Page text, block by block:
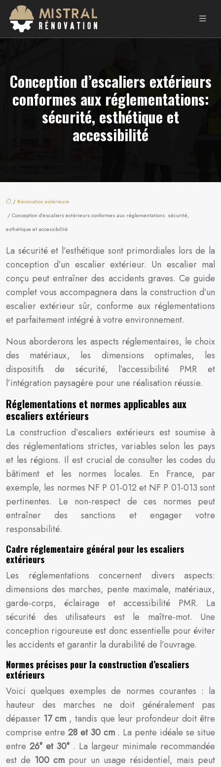
Conception d’escaliers extérieurs
conformes aux réglementations:
sécurité, esthétique et
accessibilité
/ Rénovation extérieure
/ Conception d’escaliers extérieurs conformes aux réglementations: sécurité,
esthétique et accessibilité
La sécurité et l’esthétique sont primordiales lors de la
conception d’un escalier extérieur. Un escalier mal
conçu peut entraîner des accidents graves. Ce guide
complet vous accompagnera dans la construction d’un
escalier extérieur sûr, conforme aux réglementations
et parfaitement intégré à votre environnement.
Nous aborderons les aspects réglementaires, le choix
des matériaux, les dimensions optimales, les
dispositifs de sécurité, l’accessibilité PMR et
l’intégration paysagère pour une réalisation réussie.
Réglementations et normes applicables aux
escaliers extérieurs
La construction d’escaliers extérieurs est soumise à
des réglementations strictes, variables selon les pays
et les régions. Il est crucial de consulter les codes du
bâtiment et les normes locales. En France, par
exemple, les normes NF P 01-012 et NF P 01-013 sont
pertinentes. Le non-respect de ces normes peut
entraîner des sanctions et engager votre
responsabilité.
Cadre réglementaire général pour les escaliers
extérieurs
Les réglementations concernent divers aspects:
dimensions des marches, pente maximale, matériaux,
garde-corps, éclairage et accessibilité PMR. La
sécurité des utilisateurs est le maître-mot. Une
conception rigoureuse est donc essentielle pour éviter
les accidents et garantir la durabilité de l’ouvrage.
Normes précises pour la construction d’escaliers
extérieurs
Voici quelques exemples de normes courantes : la
hauteur des marches ne doit généralement pas
dépasser 17 cm , tandis que leur profondeur doit être
comprise entre 28 et 30 cm . La pente idéale se situe
entre 26° et 30° . La largeur minimale recommandée
est de 100 cm pour un usage résidentiel, mais peut